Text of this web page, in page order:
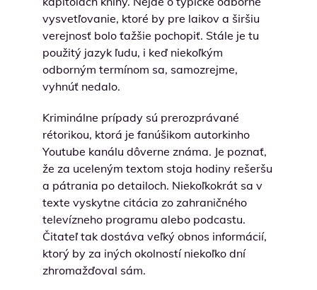
vysvetľovanie, ktoré by pre laikov a širšiu
verejnosť bolo ťažšie pochopiť. Stále je tu
použitý jazyk ľudu, i keď niekoľkým
odborným termínom sa, samozrejme,
vyhnúť nedalo.
Kriminálne prípady sú prerozprávané
rétorikou, ktorá je fanúšikom autorkinho
Youtube kanálu dôverne známa. Je poznať,
že za uceleným textom stoja hodiny rešeršu
a pátrania po detailoch. Niekoľkokrát sa v
texte vyskytne citácia zo zahraničného
televízneho programu alebo podcastu.
Čitateľ tak dostáva veľký obnos informácií,
ktorý by za iných okolností niekoľko dní
zhromažďoval sám.